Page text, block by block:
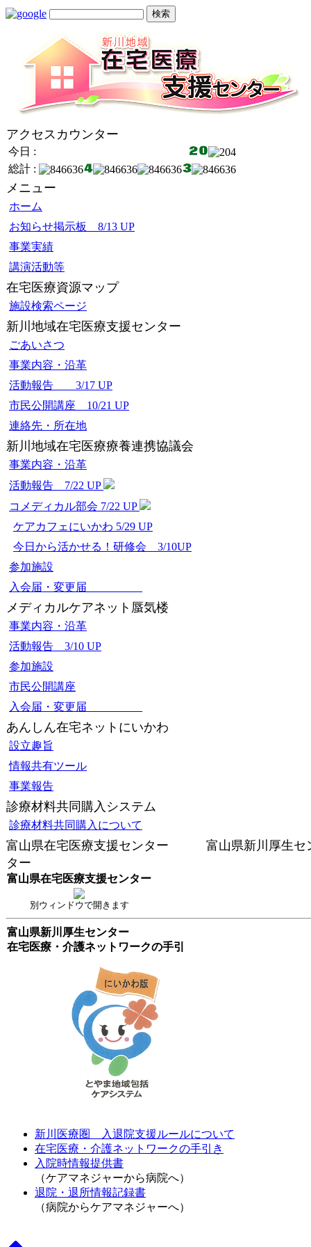
アクセスカウンター
今日 :
総計 :
メニュー
ホーム
お知らせ掲示板 8/13 UP
事業実績
講演活動等
在宅医療資源マップ
施設検索ページ
新川地域在宅医療支援センター
ごあいさつ
事業内容・沿革
活動報告 3/17 UP
市民公開講座 10/21 UP
連絡先・所在地
新川地域在宅医療療養連携協議会
事業内容・沿革
活動報告 7/22 UP
コメディカル部会 7/22 UP
ケアカフェにいかわ 5/29 UP
今日から活かせる！研修会 3/10UP
参加施設
入会届・変更届
メディカルケアネット蜃気楼
事業内容・沿革
活動報告 3/10 UP
参加施設
市民公開講座
入会届・変更届
あんしん在宅ネットにいかわ
設立趣旨
情報共有ツール
事業報告
診療材料共同購入システム
診療材料共同購入について
富山県在宅医療支援センター 富山県新川厚生セ
ター
富山県在宅医療支援センター
別ウィンドウで開きます
富山県新川厚生センター
在宅医療・介護ネットワークの手引
新川医療圏 入退院支援ルールについて
在宅医療・介護ネットワークの手引き
入院時情報提供書
（ケアマネジャーから病院へ）
退院・退所情報記録書
（病院からケアマネジャーへ）